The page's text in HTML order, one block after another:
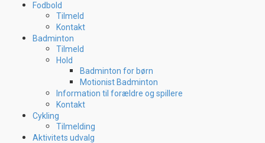
Fodbold
Tilmeld
Kontakt
Badminton
Tilmeld
Hold
Badminton for børn
Motionist Badminton
Information til forældre og spillere
Kontakt
Cykling
Tilmelding
Aktivitets udvalg